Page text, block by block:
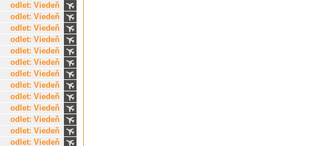
odlet: Viedeň
odlet: Viedeň
odlet: Viedeň
odlet: Viedeň
odlet: Viedeň
odlet: Viedeň
odlet: Viedeň
odlet: Viedeň
odlet: Viedeň
odlet: Viedeň
odlet: Viedeň
odlet: Viedeň
odlet: Viedeň